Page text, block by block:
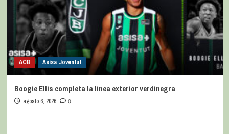
ACB Asisa Joventut
Boogie Ellis completa la línea exterior verdinegra
agosto 6, 2026 0